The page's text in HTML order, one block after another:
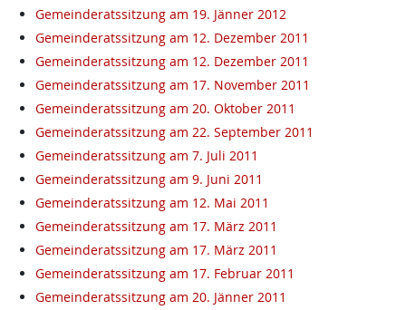
Gemeinderatssitzung am 19. Jänner 2012
Gemeinderatssitzung am 12. Dezember 2011
Gemeinderatssitzung am 12. Dezember 2011
Gemeinderatssitzung am 17. November 2011
Gemeinderatssitzung am 20. Oktober 2011
Gemeinderatssitzung am 22. September 2011
Gemeinderatssitzung am 7. Juli 2011
Gemeinderatssitzung am 9. Juni 2011
Gemeinderatssitzung am 12. Mai 2011
Gemeinderatssitzung am 17. März 2011
Gemeinderatssitzung am 17. März 2011
Gemeinderatssitzung am 17. Februar 2011
Gemeinderatssitzung am 20. Jänner 2011